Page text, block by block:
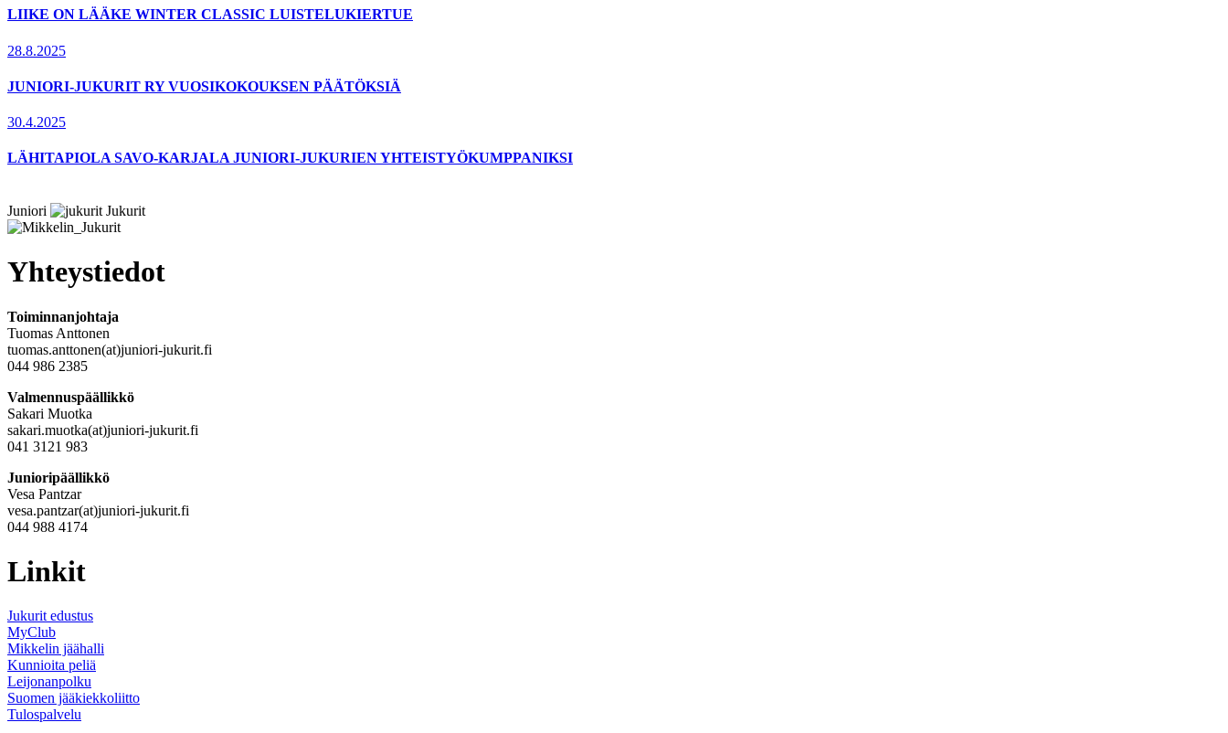
LIIKE ON LÄÄKE WINTER CLASSIC LUISTELUKIERTUE
28.8.2025
JUNIORI-JUKURIT RY VUOSIKOKOUKSEN PÄÄTÖKSIÄ
30.4.2025
LÄHITAPIOLA SAVO-KARJALA JUNIORI-JUKURIEN YHTEISTYÖKUMPPANIKSI
Juniori Jukurit
Yhteystiedot
Toiminnanjohtaja
Tuomas Anttonen
tuomas.anttonen(at)juniori-jukurit.fi
044 986 2385
Valmennuspäällikkö
Sakari Muotka
sakari.muotka(at)juniori-jukurit.fi
041 3121 983
Junioripäällikkö
Vesa Pantzar
vesa.pantzar(at)juniori-jukurit.fi
044 988 4174
Linkit
Jukurit edustus
MyClub
Mikkelin jäähalli
Kunnioita peliä
Leijonanpolku
Suomen jääkiekkoliitto
Tulospalvelu